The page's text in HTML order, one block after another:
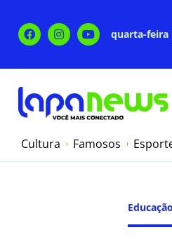
quarta-feira
Cultura Famosos
Educação